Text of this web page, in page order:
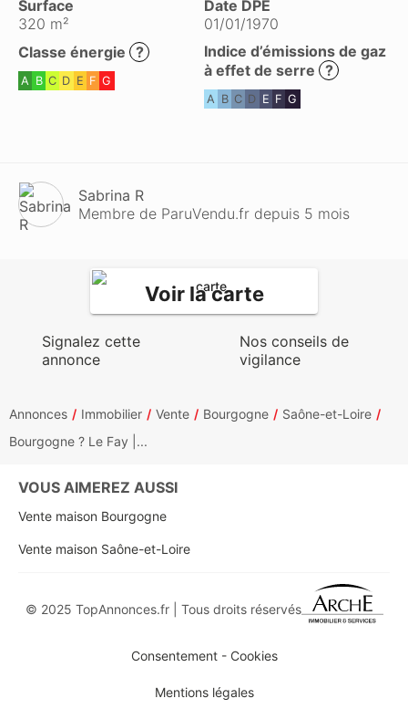
Surface
320 m²
Date DPE
01/01/1970
Classe énergie ?
A B C D E F G
Indice d’émissions de gaz
à effet de serre ?
A B C D E F G
Sabrina R
Membre de ParuVendu.fr depuis 5 mois
Voir la carte
Signalez cette
annonce
Nos conseils de
vigilance
Annonces Immobilier Vente Bourgogne
Saône-et-Loire
Bourgogne ? Le Fay |...
VOUS AIMEREZ AUSSI
Vente maison Bourgogne
Vente maison Saône-et-Loire
© 2025 TopAnnonces.fr | Tous droits réservés
Consentement - Cookies
Mentions légales